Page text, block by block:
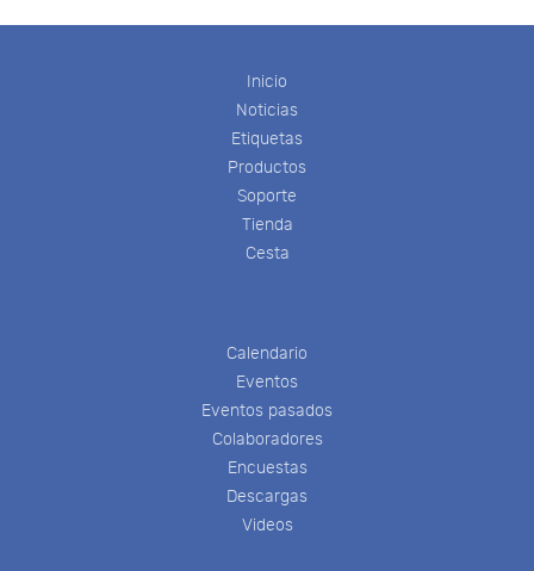
Inicio
Noticias
Etiquetas
Productos
Soporte
Tienda
Cesta
Calendario
Eventos
Eventos pasados
Colaboradores
Encuestas
Descargas
Videos